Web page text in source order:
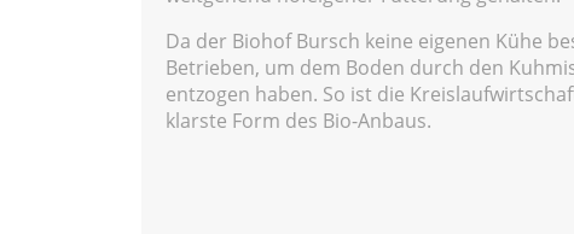
Da der Biohof Bursch keine eigenen Kühe
Betrieben, um dem Boden durch den
entzogen haben. So ist die
klarste Form des Bio-Anbaus.